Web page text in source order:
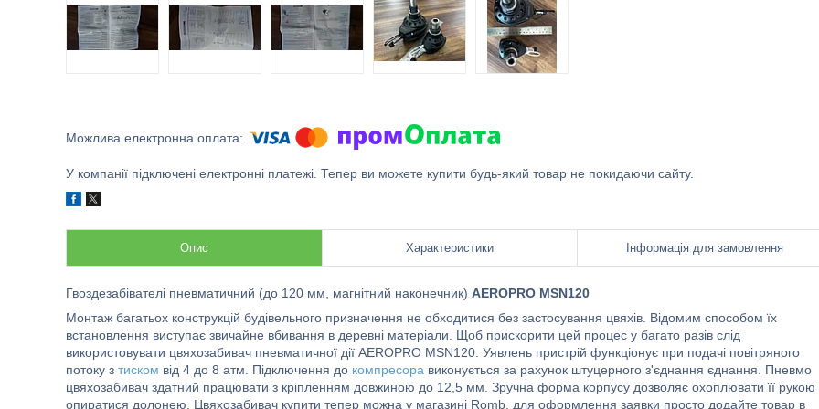
У компанії підключені електронні платежі. Тепер ви можете купити будь-який товар не покидаючи сайту.
Опис Характеристики Інформація для замовлення
Гвоздезабівателі пневматичний (до 120 мм, магнітний наконечник) AEROPRO MSN120
Монтаж багатьох конструкцій будівельного призначення не обходитися без застосування цвяхів. Відомим способом їх
встановлення виступає звичайне вбивання в деревні матеріали. Щоб прискорити цей процес у багато разів слід
використовувати цвяхозабивач пневматичної дії AEROPRO MSN120. Уявлень пристрій функціонує при подачі повітряного
потоку з тиском від 4 до 8 атм. Підключення до компресора виконується за рахунок штуцерного з'єднання єднання. Пневмо
цвяхозабивач здатний працювати з кріпленням довжиною до 12,5 мм. Зручна форма корпусу дозволяє охоплювати її рукою
опиратися долонею. Цвяхозабивач купити тепер можна у магазині Romb, для оформлення заявки просто додайте товар в